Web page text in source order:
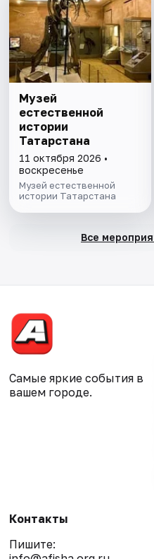
Музей
естественной
истории
Татарстана
11 октября 2026 •
воскресенье
Музей естественной
истории Татарстана
Все
Самые яркие события в
вашем городе.
Контакты
Пишите: